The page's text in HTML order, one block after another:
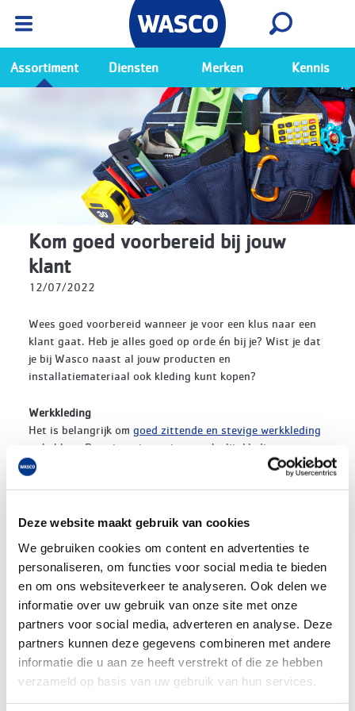
Deze website maakt gebruik van cookies
We gebruiken cookies om content en advertenties te
personaliseren, om functies voor social media te bieden
en om ons websiteverkeer te analyseren. Ook delen we
informatie over uw gebruik van onze site met onze
partners voor social media, adverteren en analyse. Deze
partners kunnen deze gegevens combineren met andere
informatie die u aan ze heeft verstrekt of die ze hebben
verzameld op basis van uw gebruik van hun services.
Ga naar de Wasco app
Bekijk
Assortiment Diensten Merken Kennis
Kom goed voorbereid bij jouw
klant
12/07/2022
Wees goed voorbereid wanneer je voor een klus naar een
klant gaat. Heb je alles goed op orde én bij je? Wist je dat
je bij Wasco naast al jouw producten en
installatiemateriaal ook kleding kunt kopen?
Werkkleding
Het is belangrijk om goed zittende en stevige werkkleding
te hebben. Door jouw intensieve werk slijt kleding nu
eenmaal snel en afhankelijk van de werkzaamheden breng
zakken te hebben. Daarnaast is het fijn om kleding te
buiten? Dan wil je wellicht graag wat dikkere kleding
terwijl je juist luchtige kleding wilt dragen als je veel
werkzaamheden binnen verricht. Als klap op de vuurpijl is
het belangrijk dat je kleding representatief is en dus een
goede indruk achterlaat bij je klanten.
Gereedschap
Herken jij het volgende probleem? Je komt bij jouw klus